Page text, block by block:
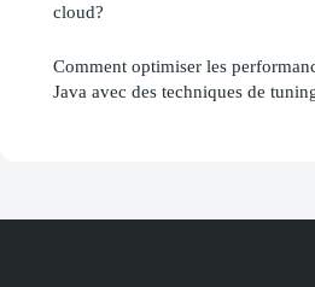
cloud?
Comment optimiser les
Java avec des techniques de